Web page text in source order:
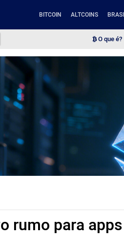
BITCOIN ALTCOINS
O que é?
rumo para